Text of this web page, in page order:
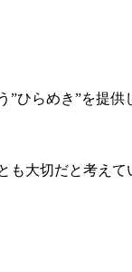
ひらめき”を提供
大切だと考えて